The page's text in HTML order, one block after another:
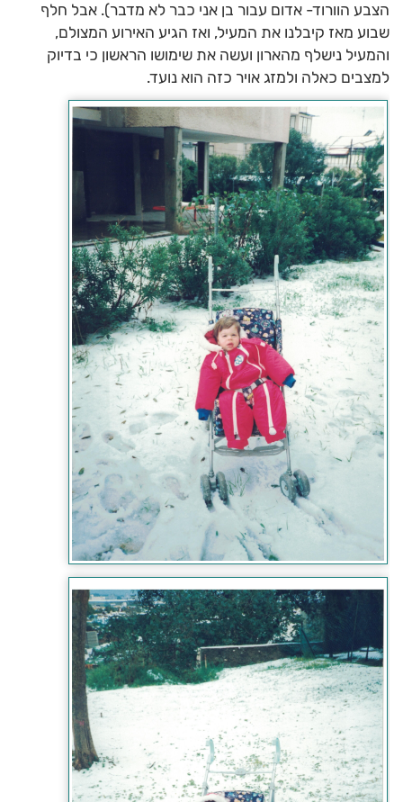
הצבע הוורוד- אדום עבור בן אני כבר לא מדבר). אבל חלף
שבוע מאז קיבלנו את המעיל, ואז הגיע האירוע המצולם,
והמעיל נישלף מהארון ועשה את שימושו הראשון כי בדיוק
למצבים כאלה ולמזג אויר כזה הוא נועד.